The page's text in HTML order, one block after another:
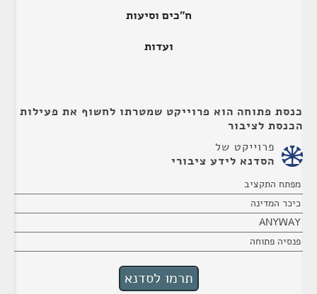
ח"כים וסיעות
ועדות
כנסת פתוחה הוא פרוייקט שמטרתו לחשוף את פעילות
הכנסת לציבור
פרוייקט של
הסדנא לידע ציבורי
מפתח התקציב
כיכר המדינה
ANYWAY
פנסיה פתוחה